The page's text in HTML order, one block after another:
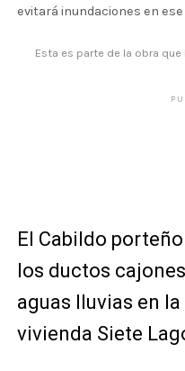
evitará inundaciones en ese
Esta es parte de la obra
El Cabildo
los ductos
aguas lluvias en
vivienda Siete